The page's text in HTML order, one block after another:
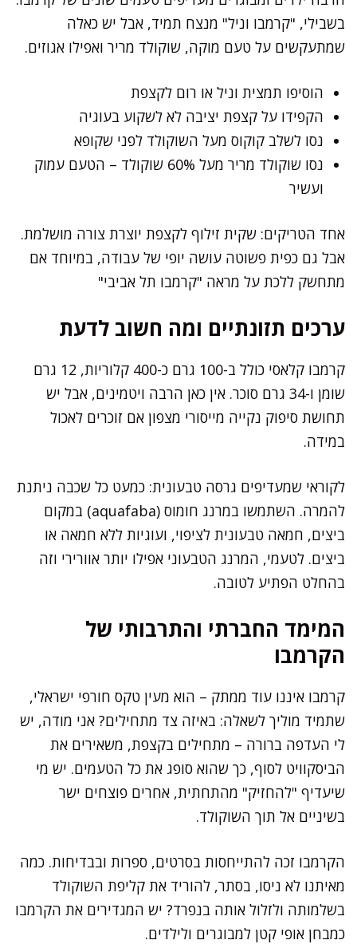
בשבילי, "קרמבו וניל" מנצח תמיד, אבל יש כאלה
שמתעקשים על טעם מוקה, שוקולד מריר ואפילו אגוזים.
הוסיפו תמצית וניל או רום לקצפת
הקפידו על קצפת יציבה לא לשקוע בעוגיה
נסו לשלב קוקוס מעל השוקולד לפני שקופא
נסו שוקולד מריר מעל 60% שוקולד – הטעם עמוק
ועשיר
אחד הטריקים: שקית זילוף לקצפת יוצרת צורה מושלמת.
אבל גם כפית פשוטה עושה יופי של עבודה, במיוחד אם
מתחשק ללכת על מראה "קרמבו תל אביבי"
ערכים תזונתיים ומה חשוב לדעת
קרמבו קלאסי כולל ב-100 גרם כ-400 קלוריות, 12 גרם
שומן ו-34 גרם סוכר. אין כאן הרבה ויטמינים, אבל יש
תחושת סיפוק נקייה מייסורי מצפון אם זוכרים לאכול
במידה.
לקוראי שמעדיפים גרסה טבעונית: כמעט כל שכבה ניתנת
להמרה. השתמשו במרנג חומוס (aquafaba) במקום
ביצים, חמאה טבעונית לציפוי, ועוגיות ללא חמאה או
ביצים. לטעמי, המרנג הטבעוני אפילו יותר אוורירי וזה
בהחלט הפתיע לטובה.
המימד החברתי והתרבותי של
הקרמבו
קרמבו איננו עוד ממתק – הוא מעין טקס חורפי ישראלי,
שתמיד מוליך לשאלה: באיזה צד מתחילים? אני מודה, יש
לי העדפה ברורה – מתחילים בקצפת, משאירים את
הביסקוויט לסוף, כך שהוא סופג את כל הטעמים. יש מי
שיעדיף "להחזיק" מהתחתית, אחרים פוצחים ישר
בשיניים אל תוך השוקולד.
הקרמבו זכה להתייחסות בסרטים, ספרות ובבדיחות. כמה
מאיתנו לא ניסו, בסתר, להוריד את קליפת השוקולד
בשלמותה ולזלול אותה בנפרד? יש המגדירים את הקרמבו
כמבחן אופי קטן למבוגרים ולילדים.